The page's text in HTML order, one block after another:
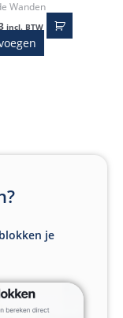
Wanden
incl. BTW
je